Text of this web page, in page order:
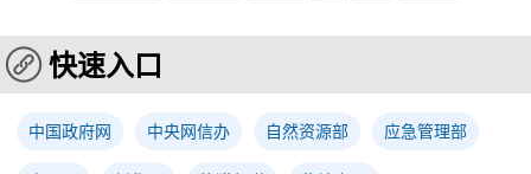
快速入口
中国政府网 中央网信办 自然资源部 应急管理部